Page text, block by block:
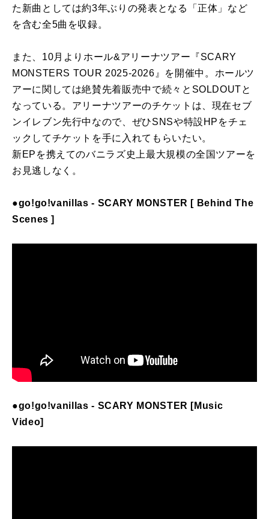
た新曲としては約3年ぶりの発表となる「 正体」など
を含む全5曲を収録。
また、10月よりホール&アリーナツアー『SCARY
MONSTERS TOUR 2025-2026』を開催中。 ホールツ
アーに関しては絶賛先着販売中で続々とSOLDOUTと
なっている。アリーナツアーのチケットは、 現在セブ
ンイレブン先行中なので、 ぜひSNSや特設HPをチェ
ックしてチケットを手に入れてもらいたい。
新EPを携えてのバニラズ史上最大規模の全国ツアーを
お見逃しな く。
●go!go!vanillas - SCARY MONSTER [ Behind The
Scenes ]
●go!go!vanillas - SCARY MONSTER [Music
Video]